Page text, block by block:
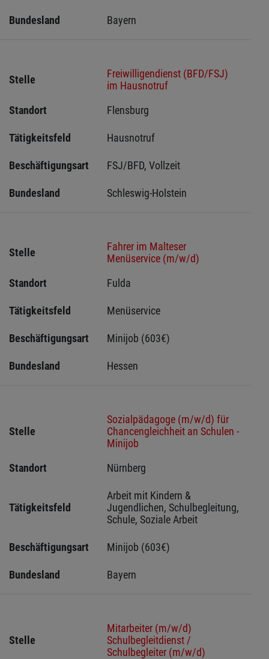
Bundesland Bayern
Stelle
Freiwilligendienst (BFD/FSJ)
im Hausnotruf
Standort
Flensburg
Tätigkeitsfeld Hausnotruf
Beschäftigungsart FSJ/BFD, Vollzeit
Bundesland Schleswig-Holstein
Stelle
Fahrer im Malteser
Menüservice (m/w/d)
Standort
Fulda
Tätigkeitsfeld Menüservice
Beschäftigungsart Minijob (603€)
Bundesland Hessen
Stelle
Sozialpädagoge (m/w/d) für
Chancengleichheit an Schulen -
Minijob
Standort
Nürnberg
Tätigkeitsfeld
Arbeit mit Kindern &
Jugendlichen, Schulbegleitung,
Schule, Soziale Arbeit
Beschäftigungsart Minijob (603€)
Bundesland Bayern
Stelle
Mitarbeiter (m/w/d)
Schulbegleitdienst /
Schulbegleiter (m/w/d)